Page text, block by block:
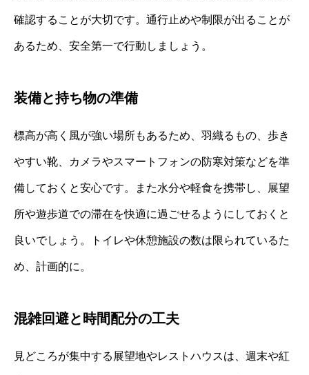
確認することが大切です。通行止めや制限が出ることが
あるため、安全第一で行動しましょう。
装備と持ち物の準備
標高が高く風が強い場所もあるため、羽織るもの、歩き
やすい靴、カメラやスマートフォンの防寒対策などを準
備しておくと安心です。また水分や軽食を携帯し、展望
所や遊歩道での滞在を快適に過ごせるようにしておくと
良いでしょう。トイレや休憩施設の数は限られているた
め、計画的に。
混雑回避と時間配分の工夫
見どころが集中する展望地やレストハウスは、週末や紅